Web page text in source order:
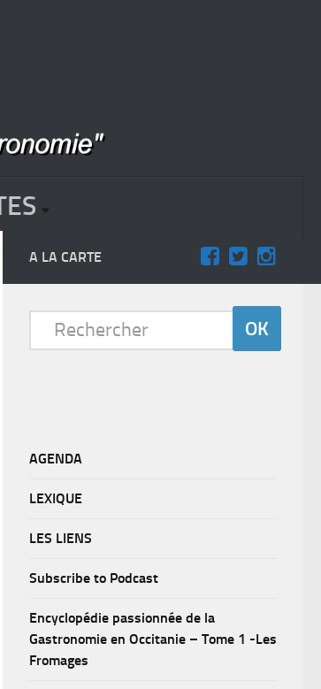
A LA CARTE
AGENDA
LEXIQUE
LES LIENS
Subscribe to Podcast
Encyclopédie passionnée de la
Gastronomie en Occitanie – Tome 1 -Les
Fromages